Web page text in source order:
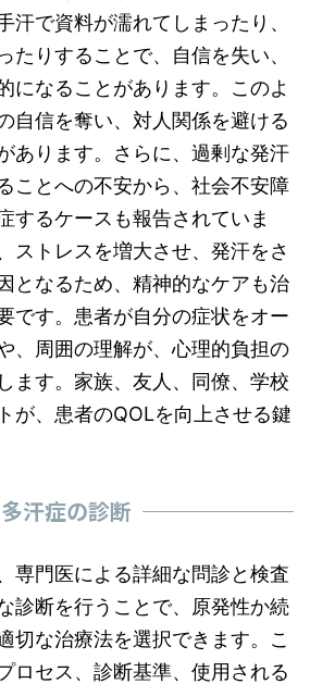
汗で資料が濡れてしまったり、
たりすることで、自信を失い、
になることがあります。このよ
自信を奪い、対人関係を避ける
あります。さらに、過剰な発汗
ことへの不安から、社会不安障
するケースも報告されていま
ストレスを増大させ、発汗をさ
となるため、精神的なケアも治
です。患者が自分の症状をオー
、周囲の理解が、心理的負担の
ます。家族、友人、同僚、学校
が、患者のQOLを向上させる鍵
多汗症の診断
専門医による詳細な問診と検査
診断を行うことで、原発性か続
切な治療法を選択できます。こ
ロセス、診断基準、使用される